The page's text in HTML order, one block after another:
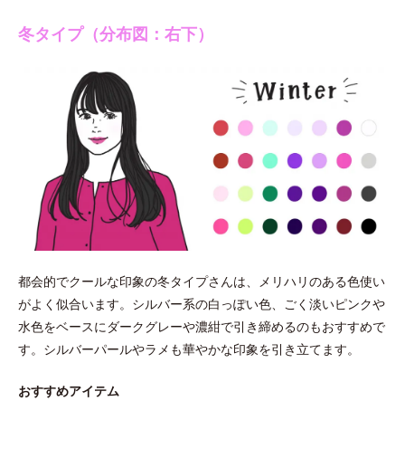
冬タイプ（分布図：右下）
都会的でクールな印象の冬タイプさんは、メリハリのある色使い
がよく似合います。シルバー系の白っぽい色、ごく淡いピンクや
水色をベースにダークグレーや濃紺で引き締めるのもおすすめで
す。シルバーパールやラメも華やかな印象を引き立てます。
おすすめアイテム